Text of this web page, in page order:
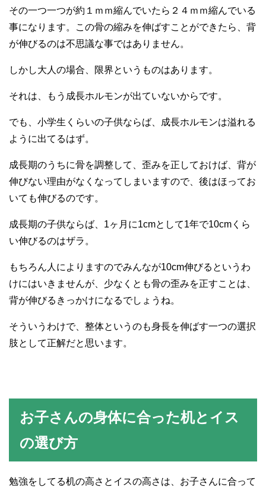
その一つ一つが約１ｍｍ縮んでいたら２４ｍｍ縮んでいる
事になります。この骨の縮みを伸ばすことができたら、背
が伸びるのは不思議な事ではありません。
しかし大人の場合、限界というものはあります。
それは、もう成長ホルモンが出ていないからです。
でも、小学生くらいの子供ならば、成長ホルモンは溢れる
ように出てるはず。
成長期のうちに骨を調整して、歪みを正しておけば、背が
伸びない理由がなくなってしまいますので、後はほってお
いても伸びるのです。
成長期の子供ならば、1ヶ月に1cmとして1年で10cmくら
い伸びるのはザラ。
もちろん人によりますのでみんなが10cm伸びるというわ
けにはいきませんが、少なくとも骨の歪みを正すことは、
背が伸びるきっかけになるでしょうね。
そういうわけで、整体というのも身長を伸ばす一つの選択
肢として正解だと思います。
お子さんの身体に合った机とイス
の選び方
勉強をしてる机の高さとイスの高さは、お子さんに合って